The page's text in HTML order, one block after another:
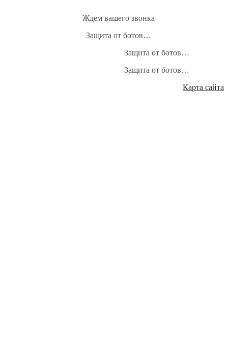
Ждем вашего звонка
Защита от ботов…
Защита от ботов…
Защита от ботов…
Карта сайта